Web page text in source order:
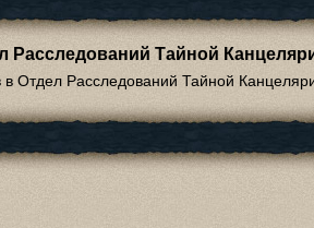
Тайной
Отдел Расследований Тайной